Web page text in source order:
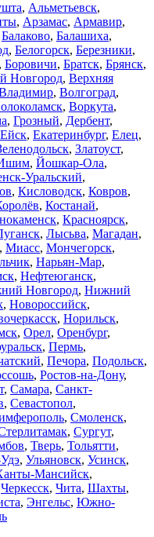
, Альметьевск,
, Арзамас, Армавир,
Балаково, Балашиха,
, Белогорск, Березники,
, Боровичи, Братск, Брянск,
Новгород, Верхняя
, Волгоград,
, Воркута,
, Грозный, Дербент,
Ейск, Екатеринбург, Елец,
, Златоуст,
, Йошкар-Ола,
Уральский,
, Кисловодск, Ковров,
, Костанай,
, Красноярск,
, Лысьва, Магадан,
, Миасс, Мончегорск,
, Нарьян-Мар,
, Нефтеюганск,
Новгород, Нижний
, Новороссийск,
, Норильск,
, Орел, Оренбург,
, Пермь,
, Печора, Подольск,
, Ростов-на-Дону,
, Самара, Санкт-
, Севастопол,
, Смоленск,
, Сургут,
, Тверь, Тольятти,
, Ульяновск, Усинск,
Мансийск,
Черкесск, Чита, Шахты,
, Энгельс, Южно-